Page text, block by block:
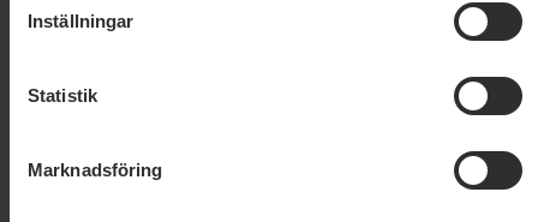
Inställningar
Statistik
Marknadsföring
B
Brottsbekämpning